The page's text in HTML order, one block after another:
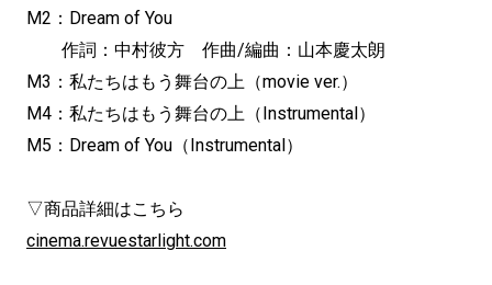
M2：Dream of You
作詞：中村彼方 作曲/編曲：山本慶太朗
M3：私たちはもう舞台の上（movie ver.）
M4：私たちはもう舞台の上（Instrumental）
M5：Dream of You（Instrumental）
▽商品詳細はこちら
cinema.revuestarlight.com